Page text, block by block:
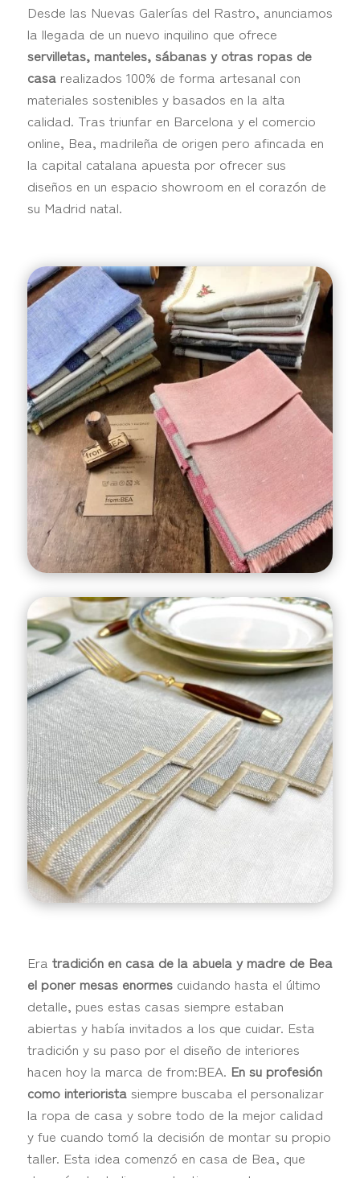
Desde las Nuevas Galerías del Rastro, anunciamos
la llegada de un nuevo inquilino que ofrece
servilletas, manteles, sábanas y otras ropas de
casarealizados 100% de forma artesanal con
materiales sostenibles y basados en la alta
calidad. Tras triunfar en Barcelona y el comercio
online, Bea, madrileña de origen pero afincada en
la capital catalana apuesta por ofrecer sus
diseños en un espacio showroom en el corazón de
su Madrid natal.
Era tradición en casa de la abuela y madre de Bea
el poner mesas enormescuidando hasta el último
detalle, pues estas casas siempre estaban
abiertas y había invitados a los que cuidar. Esta
tradición y su paso por el diseño de interiores
hacen hoy la marca de from:BEA. En su profesión
como interioristasiempre buscaba el personalizar
la ropa de casa y sobre todo de la mejor calidad
y fue cuando tomó la decisión de montar su propio
taller. Esta idea comenzó en casa de Bea, que